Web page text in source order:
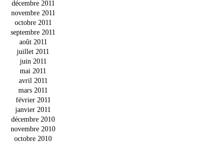
décembre 2011
novembre 2011
octobre 2011
septembre 2011
août 2011
juillet 2011
juin 2011
mai 2011
avril 2011
mars 2011
février 2011
janvier 2011
décembre 2010
novembre 2010
octobre 2010